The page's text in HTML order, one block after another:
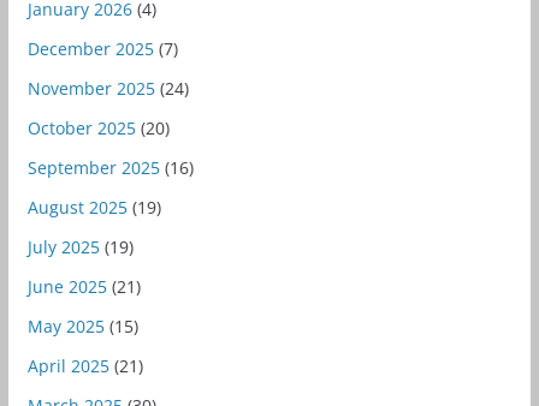
January 2026(4)
December 2025(7)
November 2025(24)
October 2025(20)
September 2025(16)
August 2025(19)
July 2025(19)
June 2025(21)
May 2025(15)
April 2025(21)